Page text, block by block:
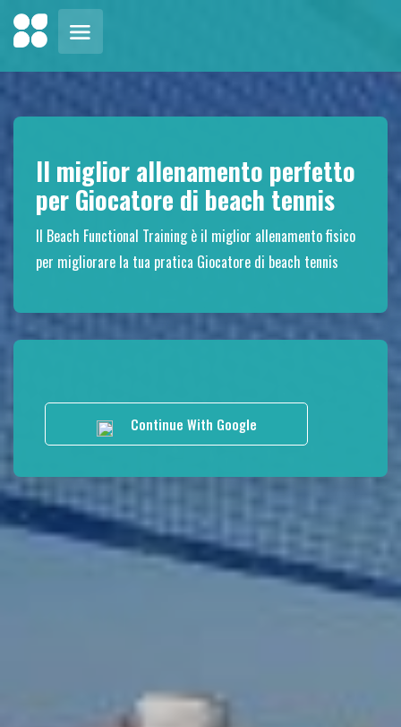
Il miglior allenamento perfetto
per Giocatore di beach tennis
Il Beach Functional Training è il miglior allenamento fisico
per migliorare la tua pratica Giocatore di beach tennis
Continue With Google